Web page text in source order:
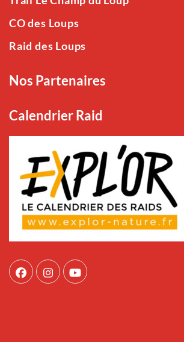
CO des Loups
Raid des Loups
Nos Partenaires
Calendrier Raid